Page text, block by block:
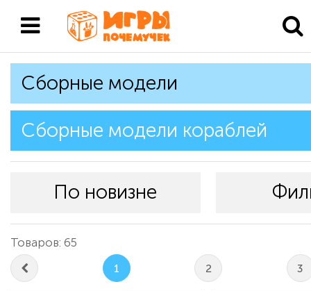
Сборные модели
Сборные модели кораблей
По новизне
Товаров: 65
1 2 3